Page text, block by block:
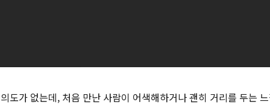
도가 없는데, 처음 만난 사람이 어색해하거나 괜히 거리를 두는